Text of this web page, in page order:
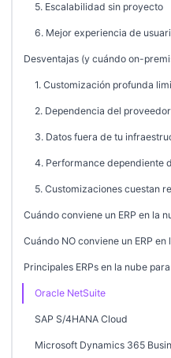
5. Escalabilidad sin proyecto
6. Mejor experiencia de
Desventajas (y cuándo on-
1. Customización profunda
2. Dependencia del proveedor
3. Datos fuera de tu
4. Performance dependiente
5. Customizaciones cuestan
Cuándo conviene un ERP en la
Cuándo NO conviene un ERP en
Principales ERPs en la nube
Oracle NetSuite
SAP S/4HANA Cloud
Microsoft Dynamics 365